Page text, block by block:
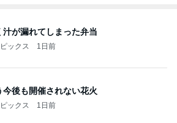
汁が漏れてしまった弁当
ックス 1日前
今後も開催されない花火
ックス 1日前